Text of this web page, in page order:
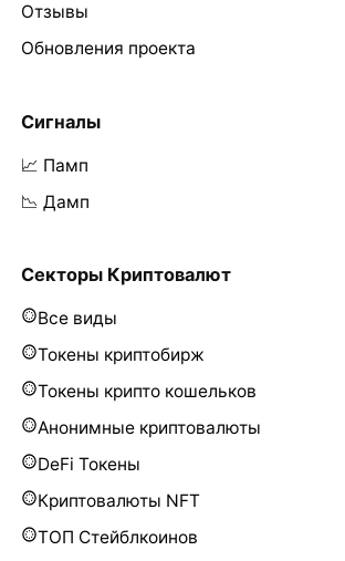
Отзывы
Обновления проекта
Сигналы
📈 Памп
📉 Дамп
Секторы Криптовалют
Все виды
Токены криптобирж
Токены крипто кошельков
Анонимные криптовалюты
DeFi Токены
Криптовалюты NFT
ТОП Стейблкоинов